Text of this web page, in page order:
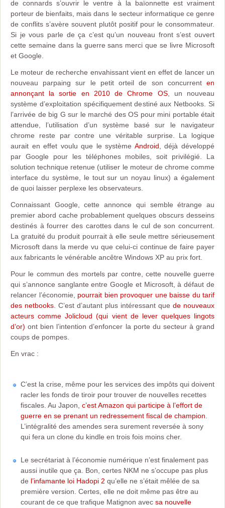
de connards s’ouvrir le ventre à la baïonnette est vraiment
porteur de bienfaits, mais dans le secteur informatique ce genre
de conflits s’avère souvent plutôt positif pour le consommateur.
Si je vous parle de ça c’est qu’un nouveau front s’est ouvert
cette semaine dans la guerre sans merci que se livre Microsoft
et Google.
Le moteur de recherche envahissant vient en effet de lancer un
nouveau parpaing sur le petit orteil de son concurrent en
annonçant la sortie en 2010 de Chrome OS, un nouveau
système d’exploitation spécifiquement destiné aux Netbooks. Si
l’arrivée de big G sur le marché des OS pour mini portable était
attendue, l’utilisation d’un système basé sur le navigateur
chrome reste par contre une véritable surprise. La logique
aurait en effet voulu que le système Android , déjà développé
par Google pour les téléphones mobiles, soit privilégié. La
solution technique retenue (utiliser le moteur de chrome comme
interface du système, le tout sur un noyau linux) a également
de quoi laisser perplexe les observateurs.
Connaissant Google, cette annonce qui semble étrange au
premier abord cache probablement quelques obscurs desseins
destinés à fourrer des carottes dans le cul de son concurrent.
La gratuité du produit pourrait à elle seule mettre sérieusement
Microsoft dans la merde vu que celui-ci continue de faire payer
aux fabricants le vénérable ancêtre Windows XP au prix fort.
Pour le commun des mortels par contre, cette nouvelle guerre
qui s’annonce sanglante entre Google et Microsoft, à défaut de
relancer l’économie, pourrait bien provoquer une baisse du tarif
des netbooks . C’est d’autant plus intéressant que de nouveaux
acteurs comme Jolicloud (qui vient de lever quelques lingots
d’or) ont bien l’intention d’enfoncer la porte du secteur à grand
coups de pompes.
En vrac :
C’est la crise, même pour les services des impôts qui doivent
racler les fonds de tiroir pour trouver de nouvelles recettes
fiscales. Au Japon, c’est Amazon qui participe à l’effort de
guerre en se prenant un redressement fiscal de champion
L’intégralité des amendes sera surement reversée à sony
qui fera un clone du kindle en trois fois moins cher.
Le secrétariat à l’économie numérique n’est finalement pas
aussi inutile que ça. Bon, certes NKM ne s’occupe pas plus
de l’infamante loi Hadopi 2 qu’elle ne s’était mêlée de sa
première version. Certes, elle ne doit même pas être au
courant de ce que trafique Matignon avec sa nouvelle